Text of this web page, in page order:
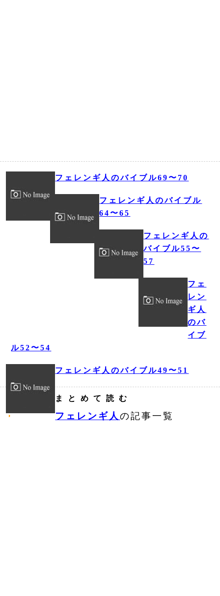
フェレンギ人のバイブル69〜70
フェレンギ人のバイブル
64〜65
フェレンギ人の
バイブル55〜
57
フェ
レン
ギ人
のバ
イブ
ル52〜54
フェレンギ人のバイブル49〜51
まとめて読む
フェレンギ人の記事一覧